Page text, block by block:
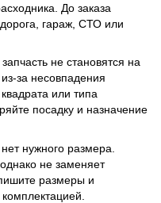
До заказа
гараж, СТО или
не становятся на
за несовпадения
или типа
посадку и назначение
нужного размера.
не заменяет
размеры и